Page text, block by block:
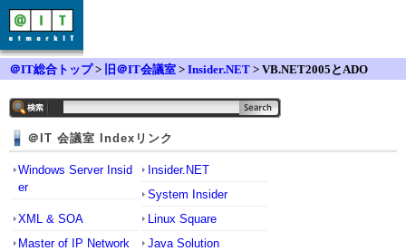
＠IT総合トップ> 旧＠IT会議室 > Insider.NET > VB.NET2005とADO
＠IT 会議室 Indexリンク
Windows Server Insid
er
Insider.NET
System Insider
XML & SOA
Linux Square
Master of IP Network
Java Solution